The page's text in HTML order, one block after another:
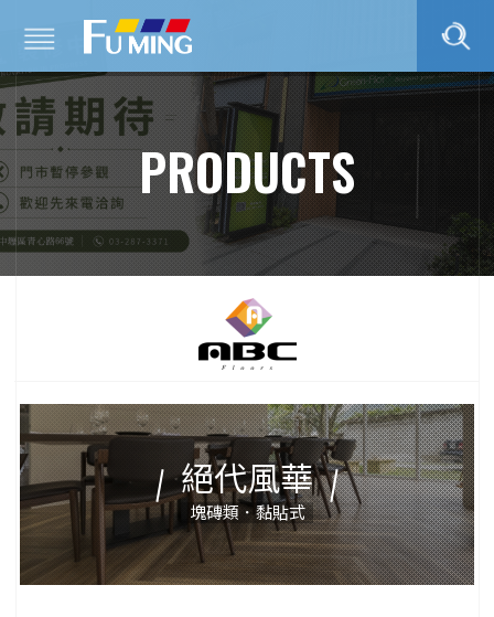
PRODUCTS
絕代風華
塊磚類．黏貼式